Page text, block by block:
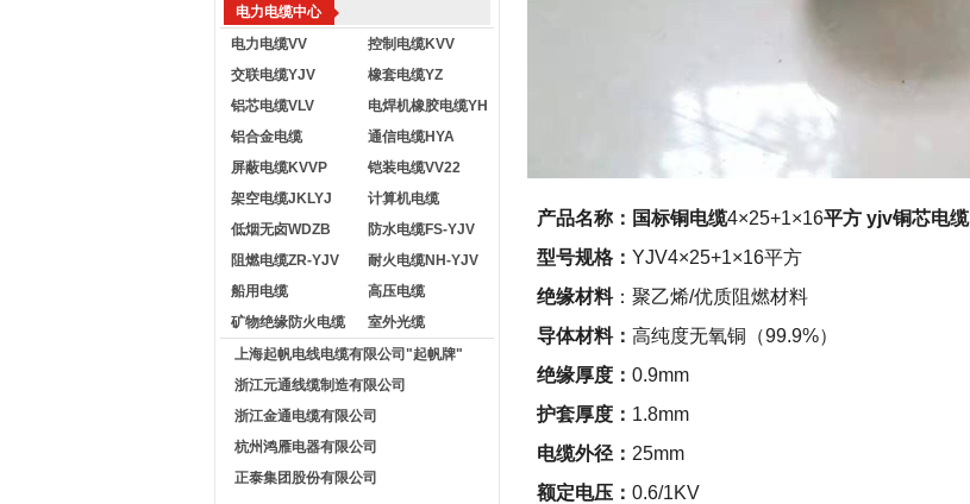
电力电缆中心
电力电缆VV
控制电缆KVV
交联电缆YJV
橡套电缆YZ
铝芯电缆VLV
电焊机橡胶电缆YH
铝合金电缆
通信电缆HYA
屏蔽电缆KVVP
铠装电缆VV22
架空电缆JKLYJ
计算机电缆
低烟无卤WDZB
防水电缆FS-YJV
阻燃电缆ZR-YJV
耐火电缆NH-YJV
船用电缆
高压电缆
矿物绝缘防火电缆
室外光缆
上海起帆电线电缆有限公司"起帆牌"
浙江元通线缆制造有限公司
浙江金通电缆有限公司
杭州鸿雁电器有限公司
正泰集团股份有限公司
产品名称： 国标铜电缆4×25+1×16平方 yjv铜芯电缆
型号规格： YJV4×25+1×16平方
绝缘材料：聚乙烯/优质阻燃材料
导体材料： 高纯度无氧铜（99.9%）
绝缘厚度： 0.9mm
护套厚度： 1.8mm
电缆外径： 25mm
额定电压： 0.6/1KV